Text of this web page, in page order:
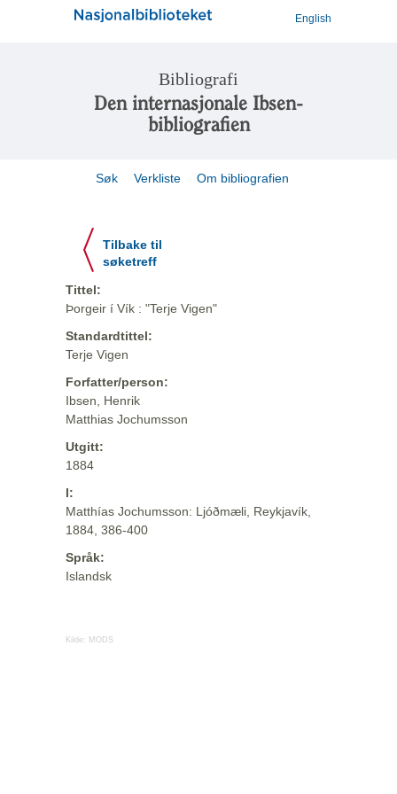
English
Bibliografi
Den internasjonale Ibsen-
bibliografien
Søk Verkliste Om bibliografien
Tilbake til
søketreff
Tittel:
Þorgeir í Vík : "Terje Vigen"
Standardtittel:
Terje Vigen
Forfatter/person:
Ibsen, Henrik
Matthias Jochumsson
Utgitt:
1884
I:
Matthías Jochumsson: Ljóðmæli, Reykjavík,
1884, 386-400
Språk:
Islandsk
Kilde: MODS